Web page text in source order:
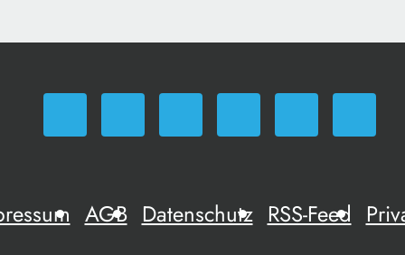
AGB Datenschutz RSS-Feed